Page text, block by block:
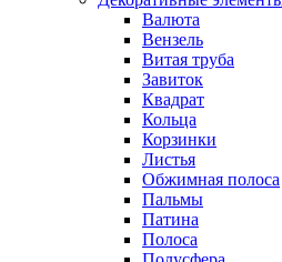
Валюта
Вензель
Витая труба
Завиток
Квадрат
Кольца
Корзинки
Листья
Обжимная полоса
Пальмы
Патина
Полоса